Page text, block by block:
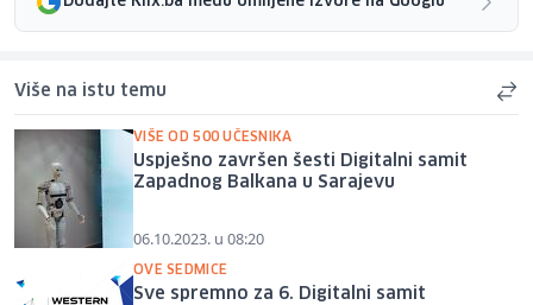
Više na istu temu
VIŠE OD 500 UČESNIKA
Uspješno završen šesti Digitalni samit
Zapadnog Balkana u Sarajevu
06.10.2023. u 08:20
OVE SEDMICE
Sve spremno za 6. Digitalni samit